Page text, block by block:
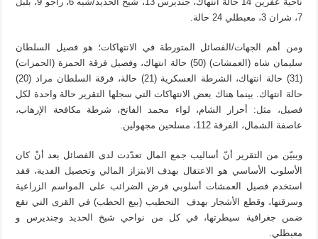
7، شران 3، معبطلي 24 حالة.
ومن أهم الجهات/الفصائل المتورطة في الانتهاكات؛ هو فصيل السلطان
سليمان شاه (العمشات) (50) حالة انتهاك، وفصيل فرقة الحمزة (الحمزات)
(31) حالة انتهاك، الشرطة العسكرية (21) حالة، فرقة السلطان مراد (20)
حالة انتهاك. بينما هناك بعض الانتهاكات التي سجلها التقرير حالة واحدة لكل
فصيل، مثل: أحرار الشام، لواء محمد الفاتح، شرطة مكافحة الإرهاب،
عاصفة الشمال، الفرقة 112، مسلحين مجهولين.
ويبيّن من التقرير أنّ أساليب جمع المال تعدّدت لدى الفصائل بعد أنْ كان
الأسلوب الأساسي هو الاعتقال بهدف الابتزاز المالي وتحصيل الفدية، فقد
استخدم فصيل العمشات أسلوبي فرض الضرائب على المواسم الزراعية
وسرقتها، وقطع الأشجار بهدف التحطيب (بيع الحطب) في القرى التي تقع
ضمن جغرافية سيطرتها، في كل من نواحي شيخ الحديد وجنديرس و
معبطلي.